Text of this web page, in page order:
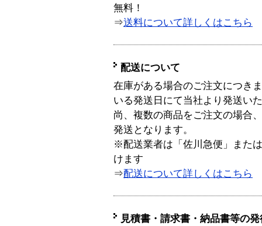
無料！
⇒送料について詳しくはこちら
配送について
在庫がある場合のご注文につき
いる発送日にて当社より発送い
尚、複数の商品をご注文の場合
発送となります。
※配送業者は「佐川急便」また
けます
⇒配送について詳しくはこちら
見積書・請求書・納品書等の